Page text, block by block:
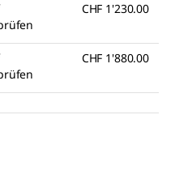
CHF 1'230.00
CHF 1'880.00